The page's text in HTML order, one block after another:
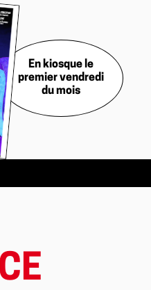
En kiosque le
premier vendredi
du mois